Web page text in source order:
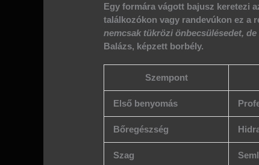
Egy formára vágott bajusz keretezi
találkozókon vagy randevúkon ez a
nemcsak tükrözi önbecsülésedet,
Balázs, képzett borbély.
Szempont
Első benyomás
Bőregészség
Szag